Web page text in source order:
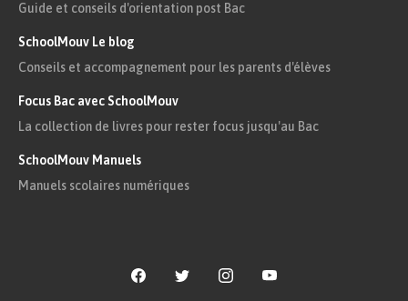
Guide et conseils d'orientation post Bac
SchoolMouv Le blog
Conseils et accompagnement pour les parents d'élèves
Focus Bac avec SchoolMouv
La collection de livres pour rester focus jusqu'au Bac
SchoolMouv Manuels
Manuels scolaires numériques